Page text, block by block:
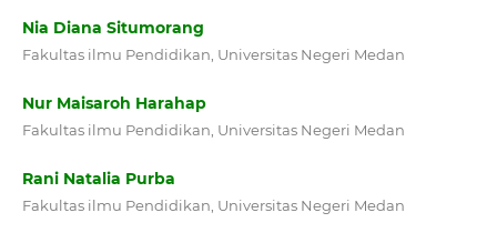
Nia Diana Situmorang
Fakultas ilmu Pendidikan, Universitas Negeri Medan
Nur Maisaroh Harahap
Fakultas ilmu Pendidikan, Universitas Negeri Medan
Rani Natalia Purba
Fakultas ilmu Pendidikan, Universitas Negeri Medan